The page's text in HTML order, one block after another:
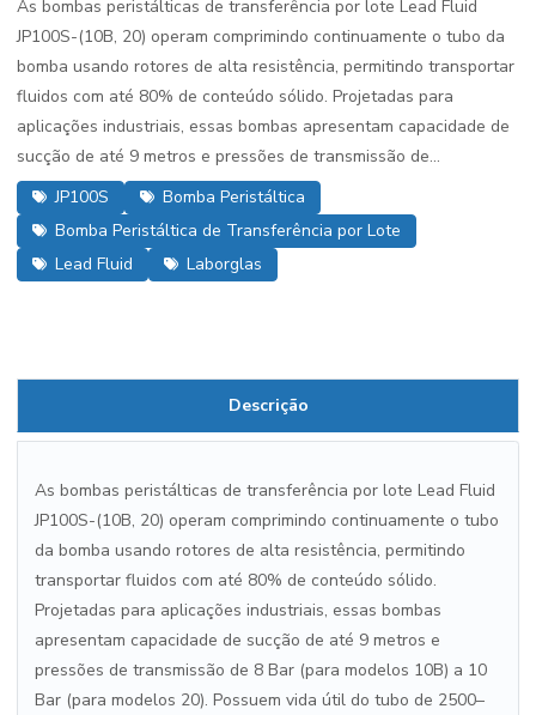
As bombas peristálticas de transferência por lote Lead Fluid
JP100S-(10B, 20) operam comprimindo continuamente o tubo da
bomba usando rotores de alta resistência, permitindo transportar
fluidos com até 80% de conteúdo sólido. Projetadas para
aplicações industriais, essas bombas apresentam capacidade de
sucção de até 9 metros e pressões de transmissão de...
JP100S
Bomba Peristáltica
Bomba Peristáltica de Transferência por Lote
Lead Fluid
Laborglas
Descrição
As bombas peristálticas de transferência por lote Lead Fluid
JP100S-(10B, 20) operam comprimindo continuamente o tubo
da bomba usando rotores de alta resistência, permitindo
transportar fluidos com até 80% de conteúdo sólido.
Projetadas para aplicações industriais, essas bombas
apresentam capacidade de sucção de até 9 metros e
pressões de transmissão de 8 Bar (para modelos 10B) a 10
Bar (para modelos 20). Possuem vida útil do tubo de 2500–